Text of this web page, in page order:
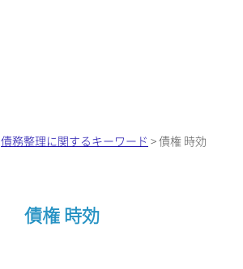
債務整理に関するキーワード >債権 時効
債権 時効